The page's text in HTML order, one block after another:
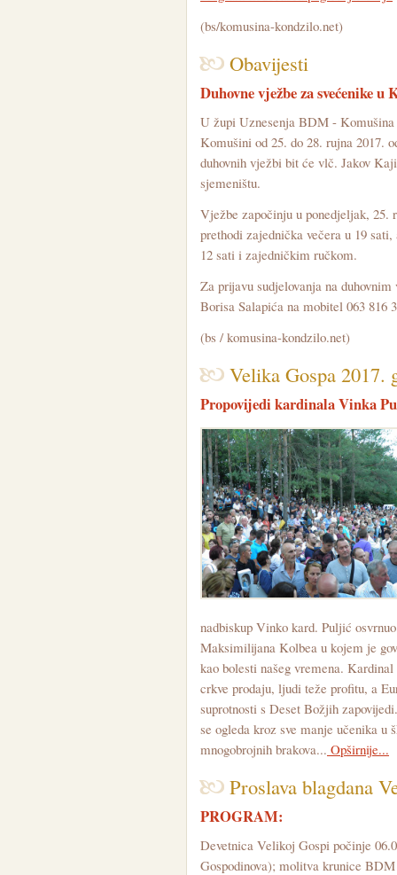
(bs/komusina-kondzilo.net)
Obavijesti
Duhovne vježbe za svećenike u
U župi Uznesenja BDM -
Komušini od 25. do 28. rujna 2017.
duhovnih vježbi bit će vlč. Jakov
sjemeništu.
Vježbe započinju u ponedjeljak, 25.
prethodi zajednička večera u 19
12 sati i zajedničkim ručkom.
Za prijavu sudjelovanja na
Borisa Salapića na mobitel 063 816
(bs / komusina-kondzilo.net)
Velika Gospa 2017.
Propovijedi kardinala Vinka
nadbiskup Vinko kard. Puljić
Maksimilijana Kolbea u kojem je
kao bolesti našeg vremena.
crkve prodaju, ljudi teže profitu, a
suprotnosti s Deset Božjih
se ogleda kroz sve manje učenika u
mnogobrojnih brakova... Opširnije...
Proslava blagdana
PROGRAM:
Devetnica Velikoj Gospi počinje
Gospodinova); molitva krunice